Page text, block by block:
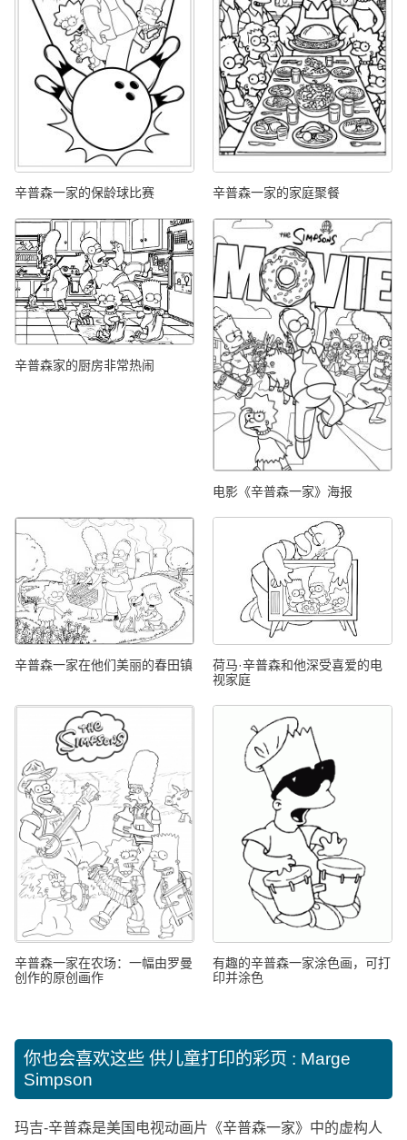
辛普森一家的保龄球比赛 辛普森一家的家庭聚餐
辛普森家的厨房非常热闹
电影《辛普森一家》海报
辛普森一家在他们美丽的春田镇
荷马·辛普森和他深受喜爱的电
视家庭
辛普森一家在农场：一幅由罗曼
创作的原创画作
有趣的辛普森一家涂色画，可打
印并涂色
你也会喜欢这些 供儿童打印的彩页 : Marge
Simpson
玛吉-辛普森是美国电视动画片《辛普森一家》中的虚构人